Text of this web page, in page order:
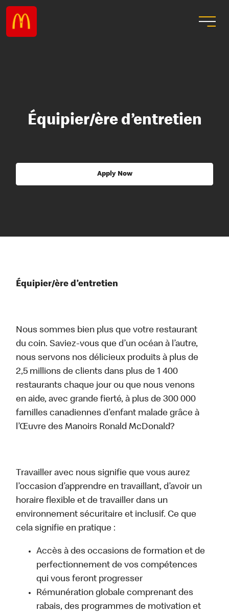
Équipier/ère d’entretien
Apply Now
Équipier/ère d’entretien
Nous sommes bien plus que votre restaurant
du coin. Saviez-vous que d’un océan à l’autre,
nous servons nos délicieux produits à plus de
2,5 millions de clients dans plus de 1 400
restaurants chaque jour ou que nous venons
en aide, avec grande fierté, à plus de 300 000
familles canadiennes d’enfant malade grâce à
l’Œuvre des Manoirs Ronald McDonald?
Travailler avec nous signifie que vous aurez
l’occasion d’apprendre en travaillant, d’avoir un
horaire flexible et de travailler dans un
environnement sécuritaire et inclusif. Ce que
cela signifie en pratique :
Accès à des occasions de formation et de
perfectionnement de vos compétences
qui vous feront progresser
Rémunération globale comprenant des
rabais, des programmes de motivation et